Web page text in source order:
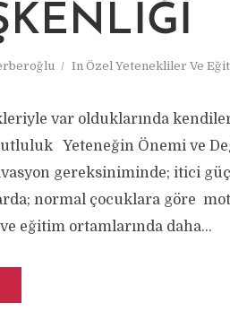
In Özel Yetenekliler Ve
var olduklarında
Yeteneğin Önemi ve
gereksiniminde; itici
normal çocuklara göre
eğitim ortamlarında daha...